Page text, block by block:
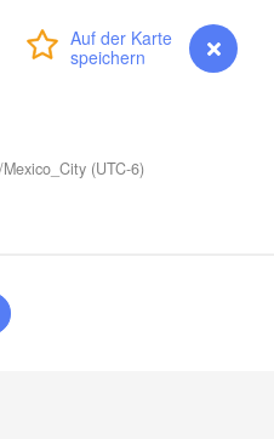
myVentusky Vorhersage
(UTC-6)
Cape Coral